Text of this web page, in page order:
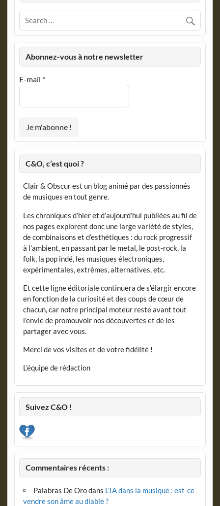
Abonnez-vous à notre newsletter
E-mail *
C&O, c’est quoi ?
Clair & Obscur est un blog animé par des passionnés
de musiques en tout genre.
Les chroniques d’hier et d’aujourd’hui publiées au fil de
nos pages explorent donc une large variété de styles,
de combinaisons et d’esthétiques : du rock progressif
à l’ambient, en passant par le metal, le post-rock, la
folk, la pop indé, les musiques électroniques,
expérimentales, extrêmes, alternatives, etc.
Et cette ligne éditoriale continuera de s’élargir encore
en fonction de la curiosité et des coups de cœur de
chacun, car notre principal moteur reste avant tout
l’envie de promouvoir nos découvertes et de les
partager avec vous.
Merci de vos visites et de votre fidélité !
L’équipe de rédaction
Suivez C&O !
Commentaires récents :
Palabras De Orodans L’IA dans la musique : est-ce
vendre son âme au diable ?